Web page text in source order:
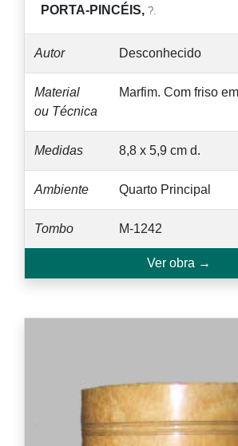
PORTA-PINCÉIS, ?.
Autor Desconhecido
Material
ou Técnica
Marfim. Com friso
Medidas 8,8 x 5,9 cm d.
Ambiente Quarto Principal
Tombo M-1242
Ver obra →